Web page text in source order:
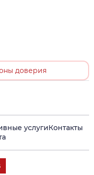
доверия
услугиКонтакты